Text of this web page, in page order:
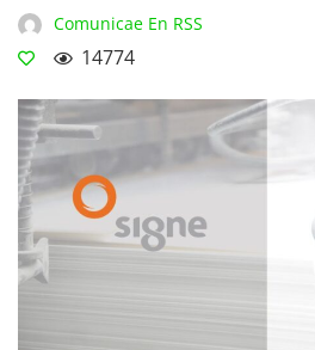
Comunicae En RSS
14774